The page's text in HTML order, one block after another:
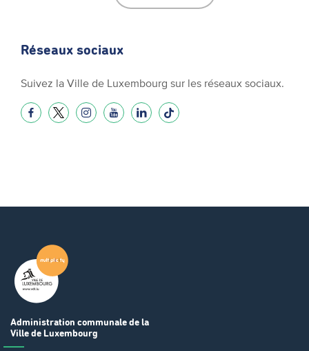
Réseaux sociaux
Suivez la Ville de Luxembourg sur les réseaux sociaux.
Administration communale de la
Ville de Luxembourg